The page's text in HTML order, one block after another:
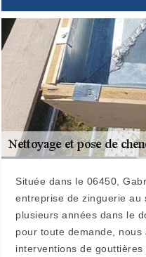
Située dans le 06450,
entreprise de zinguerie au
plusieurs années dans le
pour toute demande, nous
interventions de gouttières